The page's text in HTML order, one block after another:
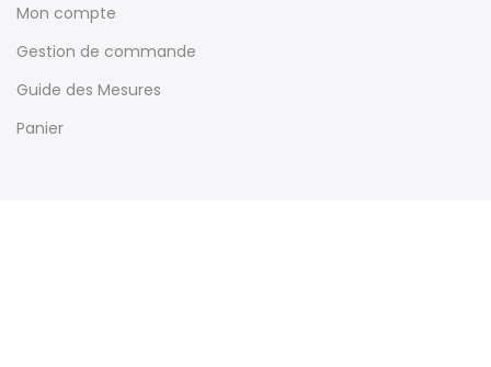
Mon compte
Gestion de commande
Guide des Mesures
Panier